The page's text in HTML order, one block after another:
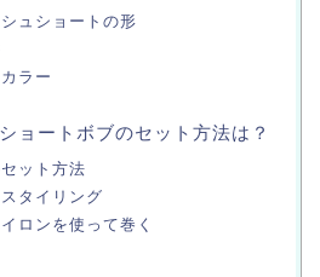
ュショートの形
ラー
ョートボブのセット方法は？
ット方法
タイリング
ロンを使って巻く